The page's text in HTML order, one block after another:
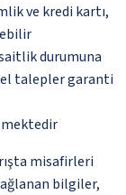
ve kredi kartı,
durumuna
talepler garanti
misafirleri
bilgiler,